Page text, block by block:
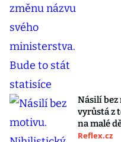
Násilí
vyrůstá z
na malé
Reflex.cz